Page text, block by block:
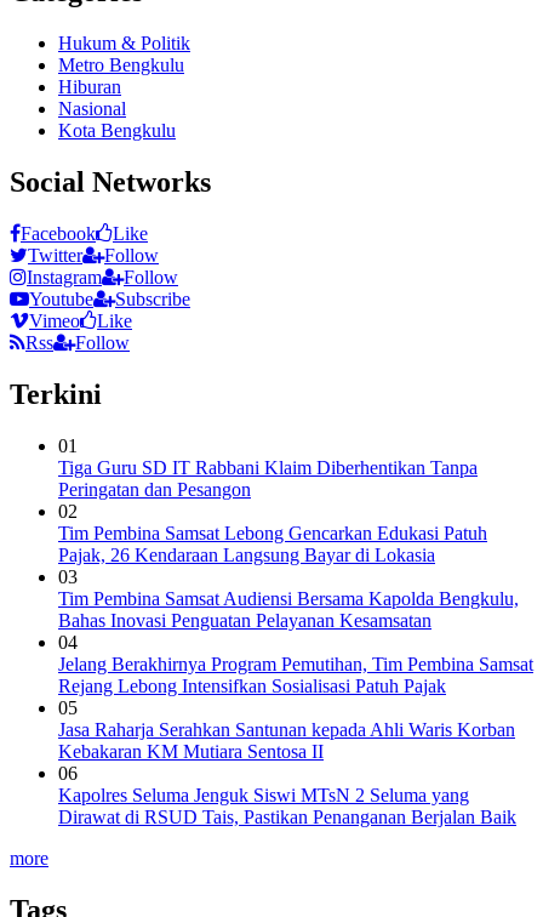
Hukum & Politik
Metro Bengkulu
Hiburan
Nasional
Kota Bengkulu
Social Networks
Facebook
Like
Twitter
Follow
Instagram
Follow
Youtube
Subscribe
Vimeo
Like
Rss
Follow
Terkini
01
Tiga Guru SD IT Rabbani Klaim Diberhentikan Tanpa
Peringatan dan Pesangon
02
Tim Pembina Samsat Lebong Gencarkan Edukasi Patuh
Pajak, 26 Kendaraan Langsung Bayar di Lokasia
03
Tim Pembina Samsat Audiensi Bersama Kapolda Bengkulu,
Bahas Inovasi Penguatan Pelayanan Kesamsatan
04
Jelang Berakhirnya Program Pemutihan, Tim Pembina Samsat
Rejang Lebong Intensifkan Sosialisasi Patuh Pajak
05
Jasa Raharja Serahkan Santunan kepada Ahli Waris Korban
Kebakaran KM Mutiara Sentosa II
06
Kapolres Seluma Jenguk Siswi MTsN 2 Seluma yang
Dirawat di RSUD Tais, Pastikan Penanganan Berjalan Baik
more
Tags